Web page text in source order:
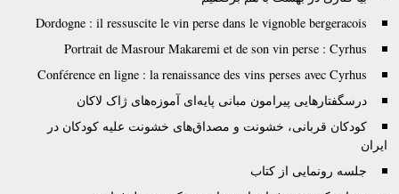
Dordogne : il ressuscite le vin perse dans le vignoble bergeracois
Portrait de Masrour Makaremi et de son vin perse : Cyrhus
Conférence en ligne : la renaissance des vins perses avec Cyrhus
درسگفتارهایی پیرامون مبانی پایه‌ای آموزه‌های ژاک لاکان
کودکان قربانی، خشونت و مصداق‌های خشونت علیه کودکان در
ایران
جلسه رونمایی از کتاب